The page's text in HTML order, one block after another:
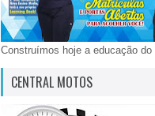
Construímos hoje a educação do
CENTRAL MOTOS